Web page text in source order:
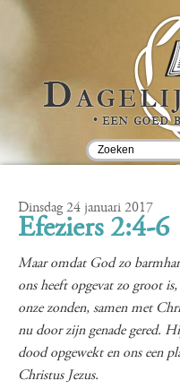
Dinsdag 24 januari 2017
Efeziers 2:4-6
Maar omdat God zo
ons heeft opgevat zo groot
onze zonden, samen met
nu door zijn genade gered.
dood opgewekt en ons een
Christus Jezus.